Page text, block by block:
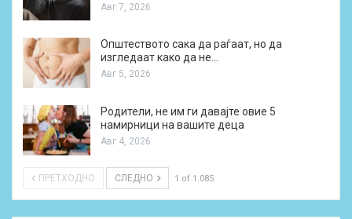
Авг 7, 2026
Општеството сака да раѓаат, но да
изгледаат како да не…
Авг 5, 2026
Родители, не им ги давајте овие 5
намирници на вашите деца
Авг 4, 2026
ПРЕТХОДНО СЛЕДНО 1 of 1.085